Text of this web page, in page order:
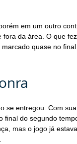
em um outro
da área. O que
quase no
se entregou. Com
final do segundo
mas o jogo já